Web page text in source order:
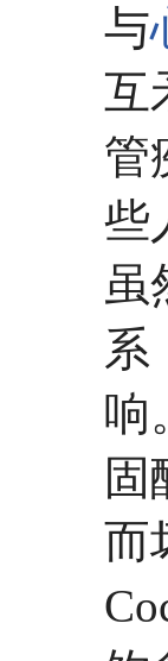
与
互
管
些
虽
系
响
固
而